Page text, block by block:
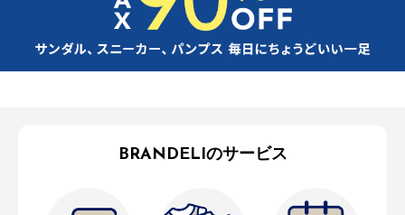
BRANDELIのサービス